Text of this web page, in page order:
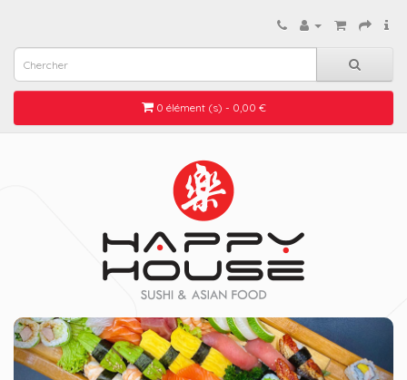
0 élément (s) - 0,00 €